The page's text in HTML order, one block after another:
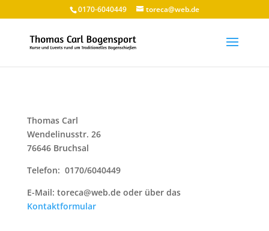
0170-6040449 toreca@web.de
Thomas Carl
Wendelinusstr. 26
76646 Bruchsal
Telefon: 0170/6040449
E-Mail: toreca@web.de oder über das
Kontaktformular